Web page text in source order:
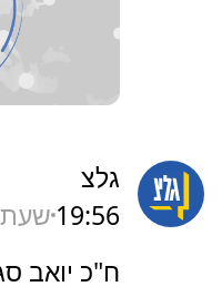
גלצ
19:56
ח"כ יואב